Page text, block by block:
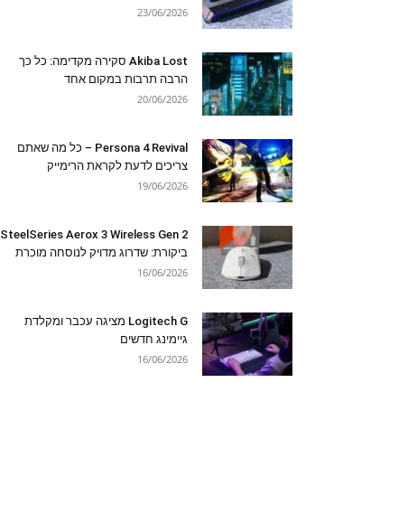
23/06/2026
Akiba Lost סקירה מקדימה: כל כך
הרבה תרבות במקום אחד
20/06/2026
Persona 4 Revival – כל מה שאתם
צריכים לדעת לקראת הרימייק
19/06/2026
SteelSeries Aerox 3 Wireless Gen 2
ביקורת: שדרוג מדויק לנוסחה מוכרת
16/06/2026
Logitech G מציגה עכבר ומקלדת
גיימינג חדשים
16/06/2026